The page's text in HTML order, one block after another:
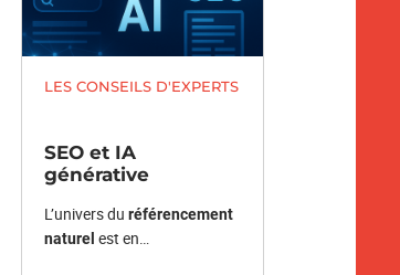
LES CONSEILS D'EXPERTS
SEO et IA
générative
L’univers du référencement
naturel est en…